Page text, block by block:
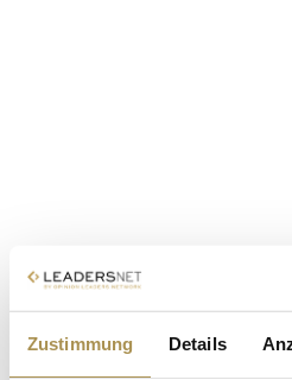
Zustimmung Details